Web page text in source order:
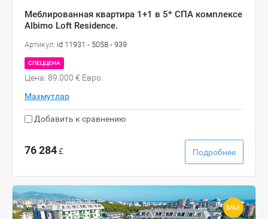
Меблированная квартира 1+1 в 5* СПА комплексе
Albimo Loft Residence.
Артикул: id 11931 - 5058 - 939
СПЕЦЦЕНА
Цена: 89.000 € Евро.
Махмутлар
Добавить к сравнению
76 284£ Подробнее
SALE